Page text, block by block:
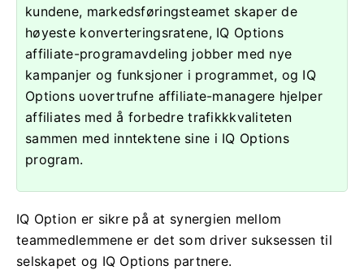
kundene, markedsføringsteamet skaper de
høyeste konverteringsratene, IQ Options
affiliate-programavdeling jobber med nye
kampanjer og funksjoner i programmet, og IQ
Options uovertrufne affiliate-managere hjelper
affiliates med å forbedre trafikkkvaliteten
sammen med inntektene sine i IQ Options
program.
IQ Option er sikre på at synergien mellom
teammedlemmene er det som driver suksessen til
selskapet og IQ Options partnere.